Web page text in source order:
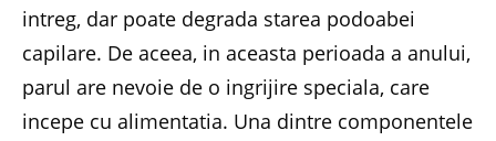
intreg, dar poate degrada starea podoabei
capilare. De aceea, in aceasta perioada a anului,
parul are nevoie de o ingrijire speciala, care
incepe cu alimentatia. Una dintre componentele